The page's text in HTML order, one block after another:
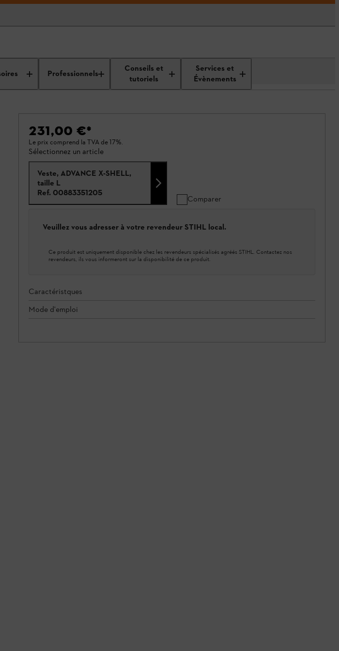
Professionnels
Conseils et
tutoriels
Services et
Évènements
231,00 €*
Le prix comprend la TVA de 17%.
Sélectionnez un article
Veste, ADVANCE X-SHELL,
taille L
Ref. 00883351205
Comparer
Veuillez vous adresser à votre revendeur STIHL local.
Ce produit est uniquement disponible chez les revendeurs spécialisés agréés STIHL. Contactez nos
revendeurs, ils vous informeront sur la disponibilité de ce produit.
Caractéristques
Mode d'emploi